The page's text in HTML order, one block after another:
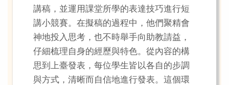
講稿，並運用課堂所學的表達技巧進行短
講小競賽。在擬稿的過程中，他們聚精會
神地投入思考，也不時舉手向助教請益，
仔細梳理自身的經歷與特色。從內容的構
思到上臺發表，每位學生皆以各自的步調
與方式，清晰而自信地進行發表。這個環